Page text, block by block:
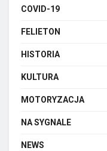
COVID-19
FELIETON
HISTORIA
KULTURA
MOTORYZACJA
NA SYGNALE
NEWS